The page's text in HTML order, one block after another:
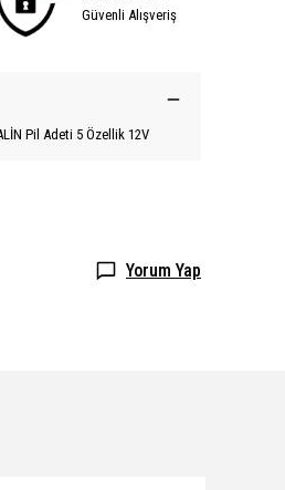
Güvenli Alışveriş
Pil Adeti 5 Özellik 12V
Yorum Yap